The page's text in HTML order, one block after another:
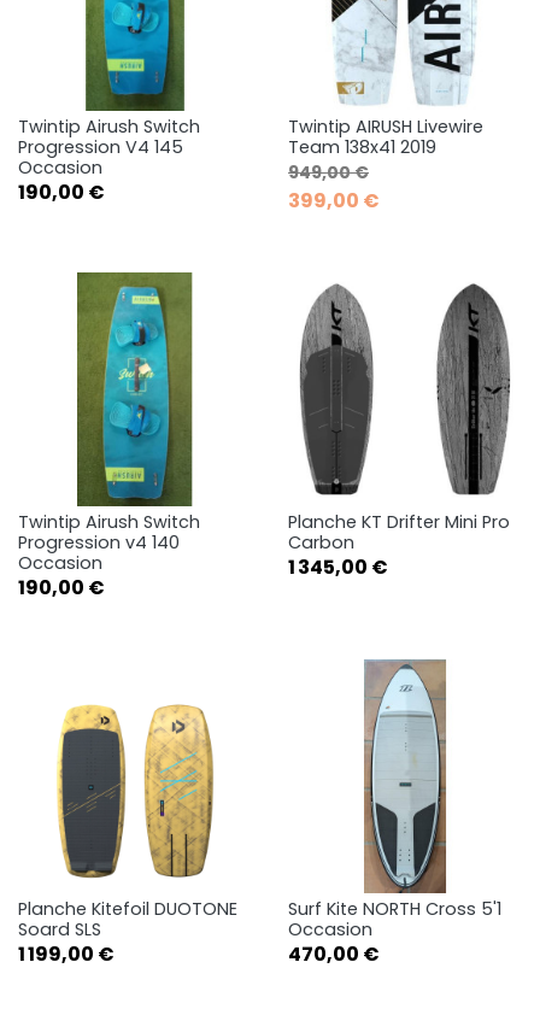
Twintip Airush Switch
Progression V4 145
Occasion
Prix
190,00 €
Twintip AIRUSH Livewire
Team 138x41 2019
Prix de base
949,00 €Prix
399,00 €
Twintip Airush Switch
Progression v4 140
Occasion
Prix
190,00 €
Planche KT Drifter Mini Pro
Carbon
Prix
1 345,00 €
Planche Kitefoil DUOTONE
Soard SLS
Prix
1 199,00 €
Surf Kite NORTH Cross 5'1
Occasion
Prix
470,00 €